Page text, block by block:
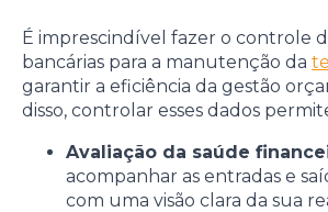
É imprescindível fazer o controle
bancárias para a manutenção da
garantir a eficiência da gestão
disso, controlar esses dados
Avaliação da saúde
acompanhar as entradas e
com uma visão clara da sua